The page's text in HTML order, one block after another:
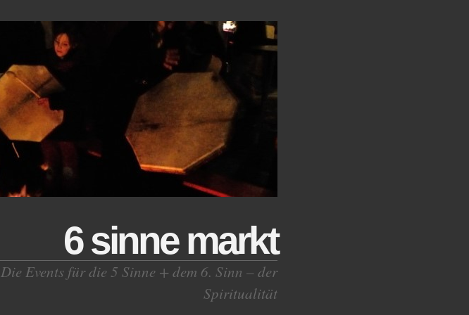
6 sinne markt
Die Events für die 5 Sinne + dem 6. Sinn – der
Spiritualität